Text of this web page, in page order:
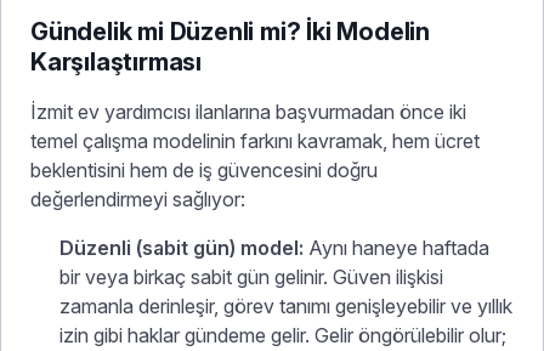
Gündelik mi Düzenli mi? İki Modelin
Karşılaştırması
İzmit ev yardımcısı ilanlarına başvurmadan önce iki
temel çalışma modelinin farkını kavramak, hem ücret
beklentisini hem de iş güvencesini doğru
değerlendirmeyi sağlıyor:
Düzenli (sabit gün) model: Aynı haneye haftada
bir veya birkaç sabit gün gelinir. Güven ilişkisi
zamanla derinleşir, görev tanımı genişleyebilir ve yıllık
izin gibi haklar gündeme gelir. Gelir öngörülebilir olur;